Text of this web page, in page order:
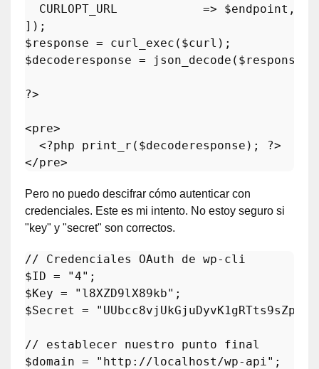
  CURLOPT_URL            =>
$endpoint ,
$response = curl_exec ( $curl
$decoderesponse = json_decode ( $response
?>
<pre>
<?php
print_r ( $decoderesponse );
?>
Pero no puedo descifrar cómo autenticar con
credenciales. Este es mi intento. No estoy seguro si
"key" y "secret" son correctos.
// Credenciales OAuth de wp-cli
$ID = "4"
$Key = "l8XZD9lX89kb"
$Secret
=
// establecer nuestro punto final
$domain = "http://localhost/wp-api"